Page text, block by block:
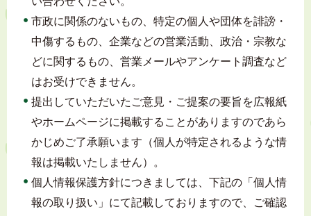
市政に関係のないもの、特定の個人や団体を誹謗・
中傷するもの、企業などの営業活動、政治・宗教な
どに関するもの、営業メールやアンケート調査など
はお受けできません。
提出していただいたご意見・ご提案の要旨を広報紙
やホームページに掲載することがありますのであら
かじめご了承願います（個人が特定されるような情
報は掲載いたしません）。
個人情報保護方針につきましては、下記の「個人情
報の取り扱い」にて記載しておりますので、ご確認